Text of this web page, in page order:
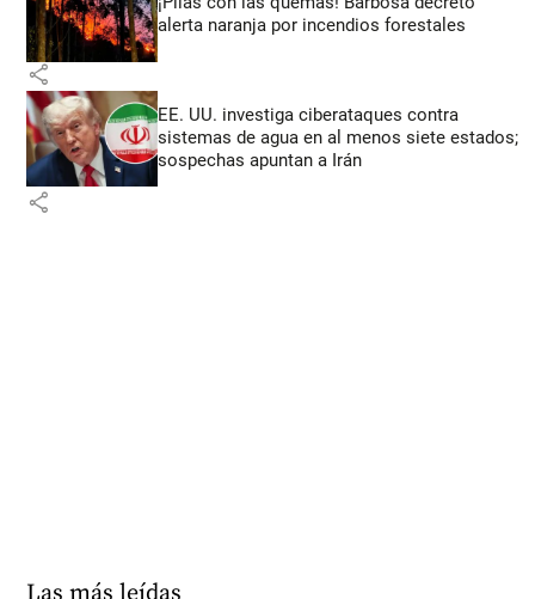
alerta naranja por incendios forestales
share
EE. UU. investiga ciberataques contra
sistemas de agua en al menos siete estados;
sospechas apuntan a Irán
share